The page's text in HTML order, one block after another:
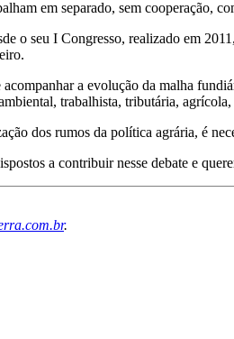
em separado, sem cooperação,
o seu I Congresso, realizado em
a evolução da malha
trabalhista, tributária,
dos rumos da política agrária, é
a contribuir nesse debate e
.